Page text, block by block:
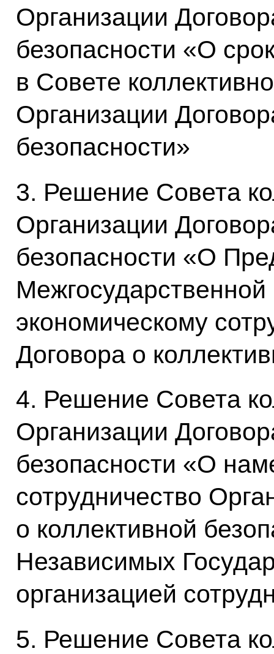
Организации
безопасности «О
в Совете
Организации
безопасности»
3. Решение Совета
Организации
безопасности «О
экономическому
Договора о
4. Решение Совета
Организации
безопасности «О
сотрудничество
о коллективной
Независимых
организацией
5. Решение Совета